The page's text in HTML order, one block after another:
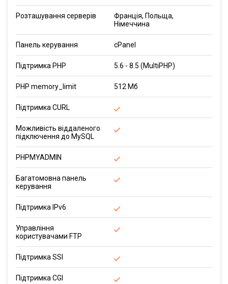
Розташування серверів
Франція, Польща,
Німеччина
Панель керування cPanel
Підтримка PHP 5.6 - 8.5 (MultiPHP)
PHP memory_limit 512 Мб
Підтримка CURL
Можливість віддаленого
підключення до MySQL
PHPMYADMIN
Багатомовна панель
керування
Підтримка IPv6
Управління
користувачами FTP
Підтримка SSI
Підтримка CGI